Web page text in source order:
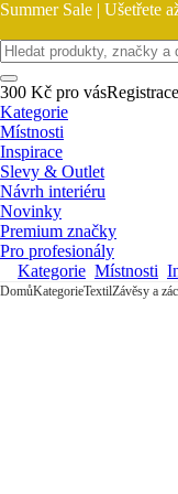
Summer Sale | Ušetřete
300 Kč pro vásRegistrace
Kategorie
Místnosti
Inspirace
Slevy & Outlet
Návrh interiéru
Novinky
Premium značky
Pro profesionály
Kategorie Místnosti
DomůKategorieTextilZávěsy a